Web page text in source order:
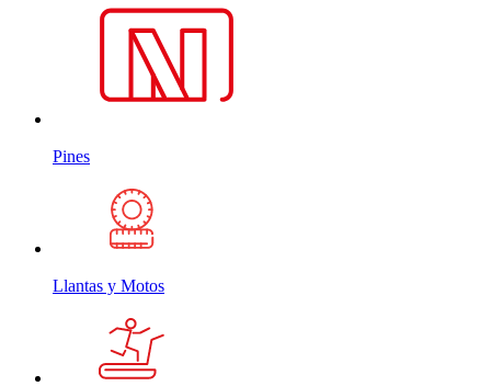
Pines
Llantas y Motos